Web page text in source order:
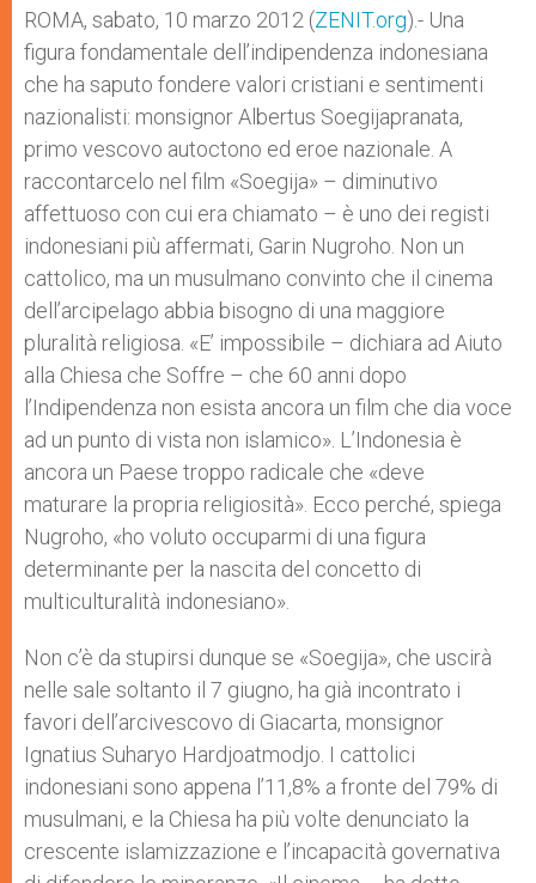
p
p
g
e
r
o
k
r
ROMA, sabato, 10 marzo 2012 (ZENIT.org).- Una
figura fondamentale dell’indipendenza indonesiana
che ha saputo fondere valori cristiani e sentimenti
nazionalisti: monsignor Albertus Soegijapranata,
primo vescovo autoctono ed eroe nazionale. A
raccontarcelo nel film «Soegija» – diminutivo
affettuoso con cui era chiamato – è uno dei registi
indonesiani più affermati, Garin Nugroho. Non un
cattolico, ma un musulmano convinto che il cinema
dell’arcipelago abbia bisogno di una maggiore
pluralità religiosa. «E’ impossibile – dichiara ad Aiuto
alla Chiesa che Soffre – che 60 anni dopo
l’Indipendenza non esista ancora un film che dia voce
ad un punto di vista non islamico». L’Indonesia è
ancora un Paese troppo radicale che «deve
maturare la propria religiosità». Ecco perché, spiega
Nugroho, «ho voluto occuparmi di una figura
determinante per la nascita del concetto di
multiculturalità indonesiano».
Non c’è da stupirsi dunque se «Soegija», che uscirà
nelle sale soltanto il 7 giugno, ha già incontrato i
favori dell’arcivescovo di Giacarta, monsignor
Ignatius Suharyo Hardjoatmodjo. I cattolici
indonesiani sono appena l’11,8% a fronte del 79% di
musulmani, e la Chiesa ha più volte denunciato la
crescente islamizzazione e l’incapacità governativa